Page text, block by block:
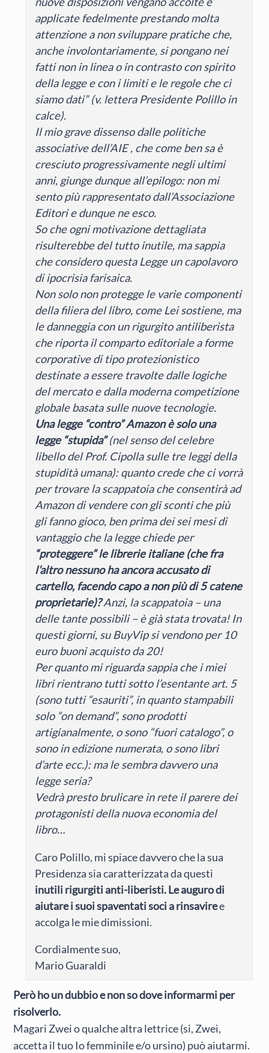
applicate fedelmente prestando molta
attenzione a non sviluppare pratiche che,
anche involontariamente, si pongano nei
fatti non in linea o in contrasto con spirito
della legge e con i limiti e le regole che ci
siamo dati” (v. lettera Presidente Polillo in
calce).
Il mio grave dissenso dalle politiche
associative dell’AIE , che come ben sa è
cresciuto progressivamente negli ultimi
anni, giunge dunque all’epilogo: non mi
sento più rappresentato dall’Associazione
Editori e dunque ne esco.
So che ogni motivazione dettagliata
risulterebbe del tutto inutile, ma sappia
che considero questa Legge un capolavoro
di ipocrisia farisaica.
Non solo non protegge le varie componenti
della filiera del libro, come Lei sostiene, ma
le danneggia con un rigurgito antiliberista
che riporta il comparto editoriale a forme
corporative di tipo protezionistico
destinate a essere travolte dalle logiche
del mercato e dalla moderna competizione
globale basata sulle nuove tecnologie.
Una legge “contro” Amazon è solo una
legge “stupida”(nel senso del celebre
libello del Prof. Cipolla sulle tre leggi della
stupidità umana): quanto crede che ci vorrà
per trovare la scappatoia che consentirà ad
Amazon di vendere con gli sconti che più
gli fanno gioco, ben prima dei sei mesi di
vantaggio che la legge chiede per
“proteggere” le librerie italiane (che fra
l’altro nessuno ha ancora accusato di
cartello, facendo capo a non più di 5 catene
proprietarie)?Anzi, la scappatoia – una
delle tante possibili – è già stata trovata! In
questi giorni, su BuyVip si vendono per 10
euro buoni acquisto da 20!
Per quanto mi riguarda sappia che i miei
libri rientrano tutti sotto l’esentante art. 5
(sono tutti “esauriti”, in quanto stampabili
solo “on demand”, sono prodotti
artigianalmente, o sono “fuori catalogo”, o
sono in edizione numerata, o sono libri
d’arte ecc.): ma le sembra davvero una
legge seria?
Vedrà presto brulicare in rete il parere dei
protagonisti della nuova economia del
libro…
Caro Polillo, mi spiace davvero che la sua
Presidenza sia caratterizzata da questi
inutili rigurgiti anti-liberisti. Le auguro di
aiutare i suoi spaventati soci a rinsaviree
accolga le mie dimissioni.
Cordialmente suo,
Mario Guaraldi
Però ho un dubbio e non so dove informarmi per
risolverlo.
Magari Zwei o qualche altra lettrice (si, Zwei,
accetta il tuo Io femminile e/o ursino) può aiutarmi.